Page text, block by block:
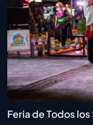
Feria de Todos